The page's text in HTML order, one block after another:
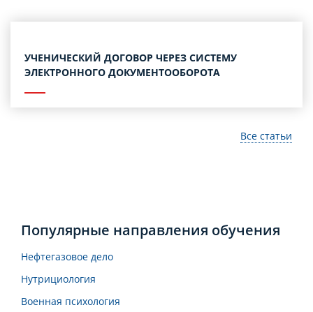
УЧЕНИЧЕСКИЙ ДОГОВОР ЧЕРЕЗ СИСТЕМУ
ЭЛЕКТРОННОГО ДОКУМЕНТООБОРОТА
Все статьи
Популярные направления обучения
Нефтегазовое дело
Нутрициология
Военная психология